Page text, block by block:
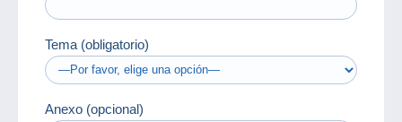
Tema (obligatorio)
Anexo (opcional)